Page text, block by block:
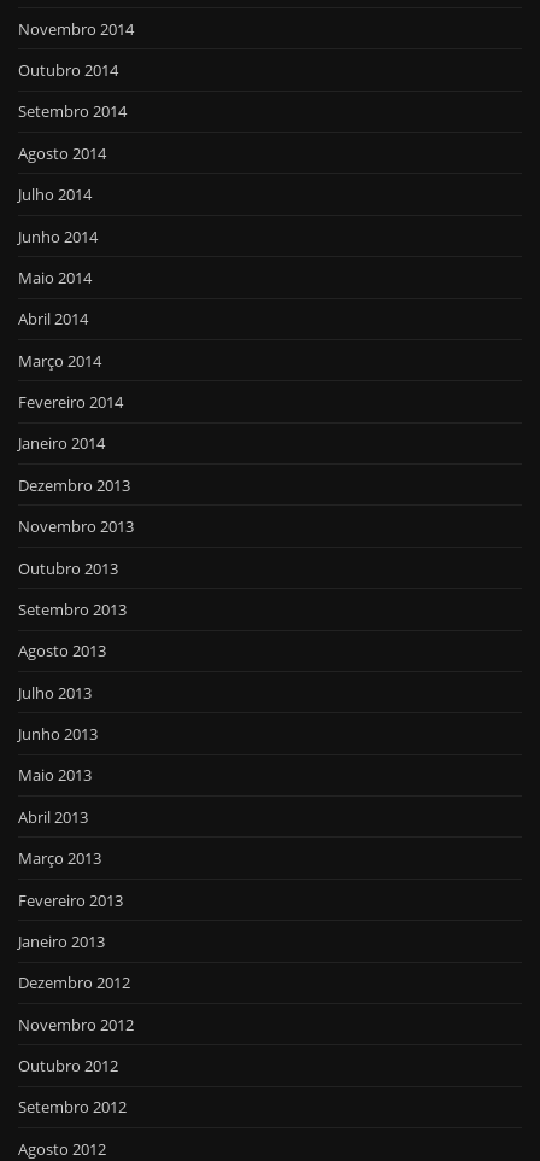
Novembro 2014
Outubro 2014
Setembro 2014
Agosto 2014
Julho 2014
Junho 2014
Maio 2014
Abril 2014
Março 2014
Fevereiro 2014
Janeiro 2014
Dezembro 2013
Novembro 2013
Outubro 2013
Setembro 2013
Agosto 2013
Julho 2013
Junho 2013
Maio 2013
Abril 2013
Março 2013
Fevereiro 2013
Janeiro 2013
Dezembro 2012
Novembro 2012
Outubro 2012
Setembro 2012
Agosto 2012